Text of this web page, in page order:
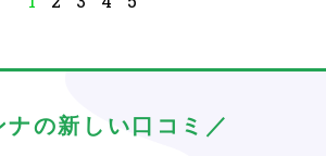
ナの新しい口コミ／